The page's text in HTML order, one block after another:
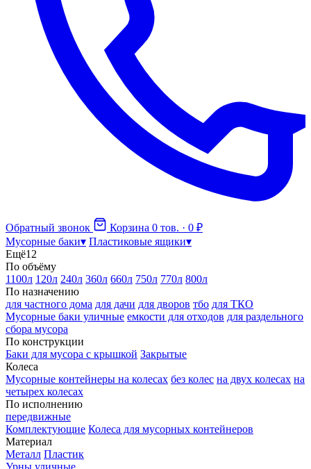
Обратный звонок Корзина 0 тов. · 0 ₽
Мусорные баки▾ Пластиковые ящики▾
Ещё12
По объёму
1100л 120л 240л 360л 660л 750л 770л 800л
По назначению
для частного дома для дачи для дворов тбо для ТКО
Мусорные баки уличные емкости для отходов для раздельного
сбора мусора
По конструкции
Баки для мусора с крышкой Закрытые
Колеса
Мусорные контейнеры на колесах без колес на двух колесах на
четырех колесах
По исполнению
передвижные
Комплектующие Колеса для мусорных контейнеров
Материал
Металл Пластик
Урны уличные